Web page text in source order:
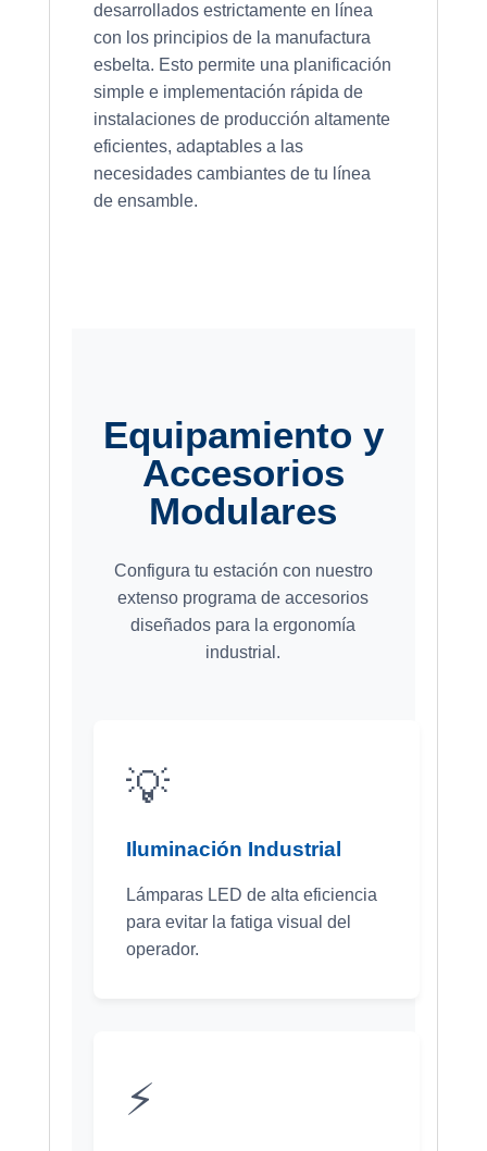
desarrollados estrictamente en línea
con los principios de la manufactura
esbelta. Esto permite una planificación
simple e implementación rápida de
instalaciones de producción altamente
eficientes, adaptables a las
necesidades cambiantes de tu línea
de ensamble.
Equipamiento y
Accesorios
Modulares
Configura tu estación con nuestro
extenso programa de accesorios
diseñados para la ergonomía
industrial.
💡
Iluminación Industrial
Lámparas LED de alta eficiencia
para evitar la fatiga visual del
operador.
⚡